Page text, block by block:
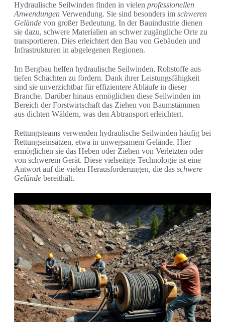
Hydraulische Seilwinden finden in vielen professionellen
Anwendungen Verwendung. Sie sind besonders im schweren
Gelände von großer Bedeutung. In der Bauindustrie dienen
sie dazu, schwere Materialien an schwer zugängliche Orte zu
transportieren. Dies erleichtert den Bau von Gebäuden und
Infrastrukturen in abgelegenen Regionen.
Im Bergbau helfen hydraulische Seilwinden, Rohstoffe aus
tiefen Schächten zu fördern. Dank ihrer Leistungsfähigkeit
sind sie unverzichtbar für effizientere Abläufe in dieser
Branche. Darüber hinaus ermöglichen diese Seilwinden im
Bereich der Forstwirtschaft das Ziehen von Baumstämmen
aus dichten Wäldern, was den Abtransport erleichtert.
Rettungsteams verwenden hydraulische Seilwinden häufig bei
Rettungseinsätzen, etwa in unwegsamem Gelände. Hier
ermöglichen sie das Heben oder Ziehen von Verletzten oder
von schwerem Gerät. Diese vielseitige Technologie ist eine
Antwort auf die vielen Herausforderungen, die das schwere
Gelände bereithält.